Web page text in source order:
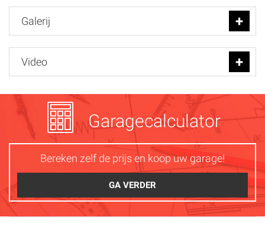
Galerij
Video
Garagecalculator
Bereken zelf de prijs en koop uw garage!
GA VERDER